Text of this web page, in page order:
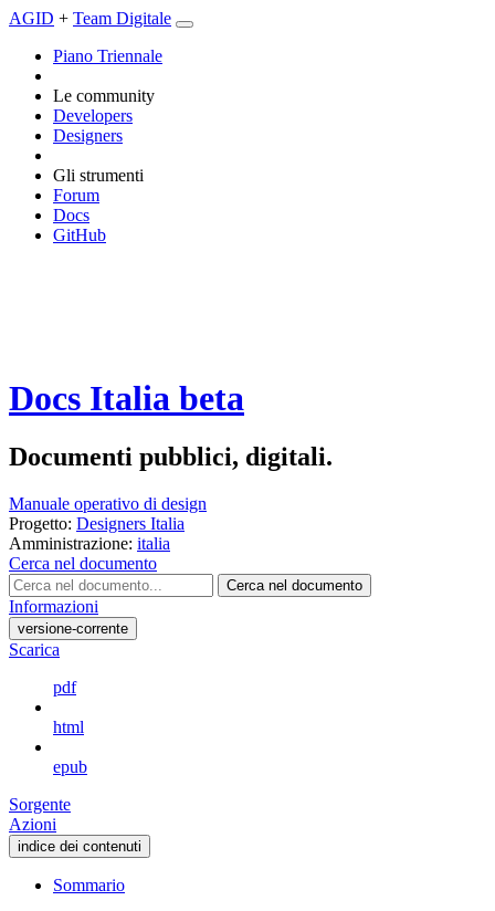
AGID + Team Digitale
Piano Triennale
Le community
Developers
Designers
Gli strumenti
Forum
Docs
GitHub
Docs Italia beta
Documenti pubblici, digitali.
Manuale operativo di design
Progetto: Designers Italia
Amministrazione: italia
Cerca nel documento
Cerca nel documento
Informazioni
versione-corrente
Scarica
pdf
html
epub
Sorgente
Azioni
indice dei contenuti
Sommario